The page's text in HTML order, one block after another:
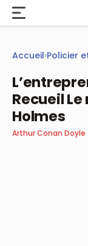
Aller
contenu
Accueil›Policier
Recueil
Holmes
Arthur Conan Doyle